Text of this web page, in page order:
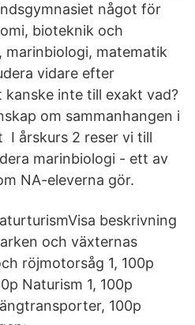
något för
bioteknik och
marinbiologi, matematik
vidare efter
kanske inte till exakt vad?
om sammanhangen i
I årskurs 2 reser vi till
marinbiologi - ett av
NA-eleverna gör.
beskrivning
och växternas
röjmotorsåg 1, 100p
Naturism 1, 100p
100p